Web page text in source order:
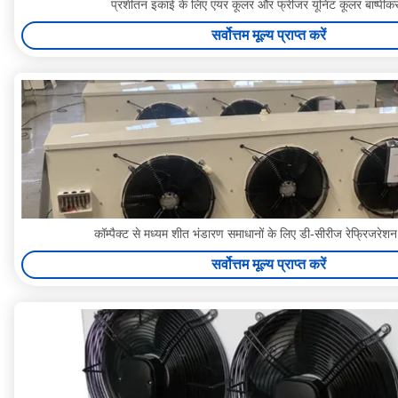
प्रशीतन इकाई के लिए एयर कूलर और फ्रीजर यूनिट कूलर
सर्वोत्तम मूल्य प्राप्त करें
कॉम्पैक्ट से मध्यम शीत भंडारण समाधानों के लिए डी-सीरीज रेफ्रिजरेशन
सर्वोत्तम मूल्य प्राप्त करें